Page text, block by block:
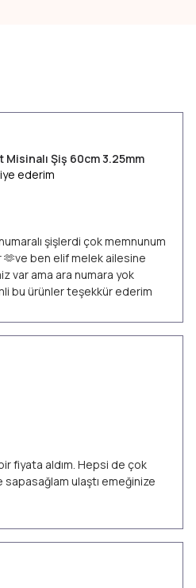
Misinalı Şiş 60cm 3.25mm
ederim
şişlerdi çok memnunum
🫶ve ben elif melek ailesine
var ama ara numara yok
bu ürünler teşekkür ederim
fiyata aldım. Hepsi de çok
ulaştı emeğinize